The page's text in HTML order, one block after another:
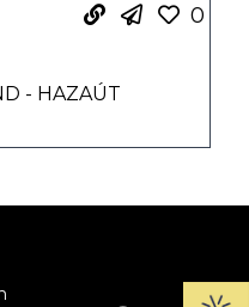
0
- HAZAÚT